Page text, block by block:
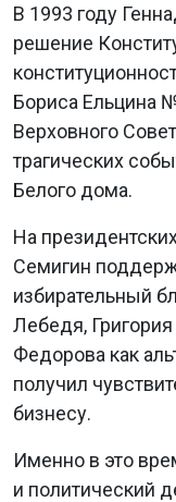
В 1993 году
решение
Бориса Ельцина
Верховного
трагических
Белого дома.
На
Семигин
избирательный
Лебедя,
Федорова как
получил
бизнесу.
Именно в это
и политический